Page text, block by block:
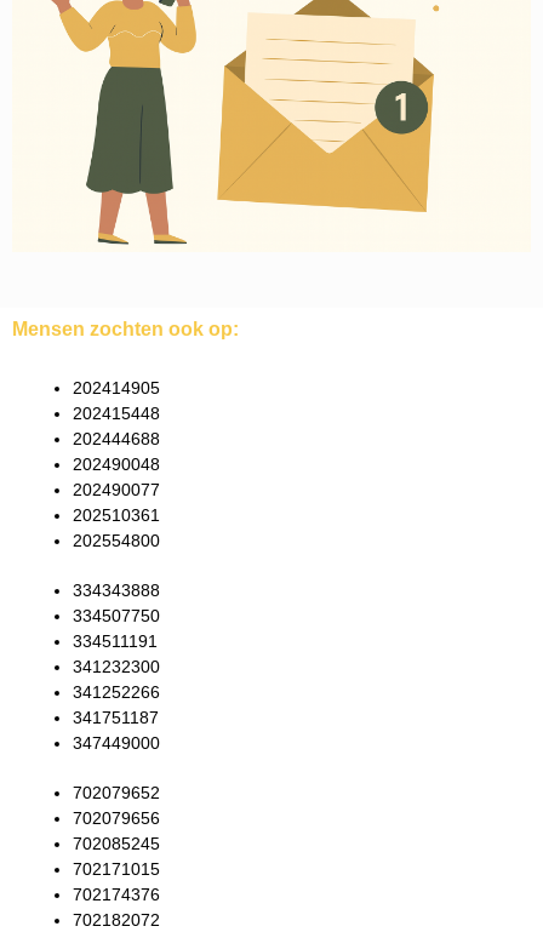
Mensen zochten ook op:
202414905
202415448
202444688
202490048
202490077
202510361
202554800
334343888
334507750
334511191
341232300
341252266
341751187
347449000
702079652
702079656
702085245
702171015
702174376
702182072